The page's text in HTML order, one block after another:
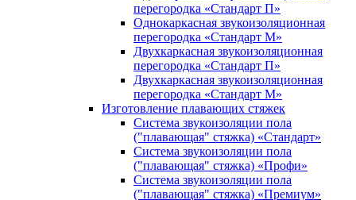
перегородка «Стандарт П»
Однокаркасная звукоизоляционная
перегородка «Стандарт М»
Двухкаркасная звукоизоляционная
перегородка «Стандарт П»
Двухкаркасная звукоизоляционная
перегородка «Стандарт М»
Изготовление плавающих стяжек
Система звукоизоляции пола
("плавающая" стяжка) «Стандарт»
Система звукоизоляции пола
("плавающая" стяжка) «Профи»
Система звукоизоляции пола
("плавающая" стяжка) «Премиум»